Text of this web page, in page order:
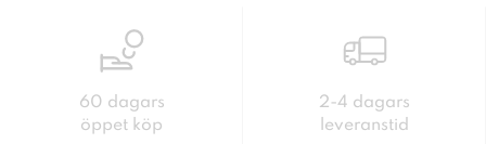
60 dagars
öppet köp
2-4 dagars
leveranstid